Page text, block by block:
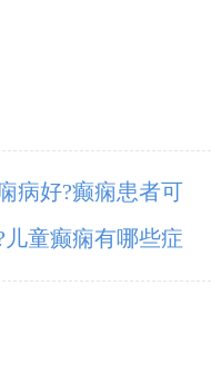
病好?癫痫患者可
童癫痫有哪些症